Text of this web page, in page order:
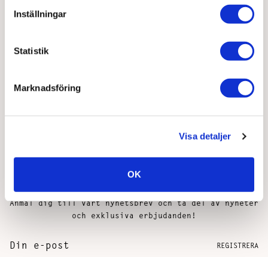
Inställningar
Statistik
Marknadsföring
Visa detaljer
OK
Join the support club - Få 50 kr på ditt
köp
Anmäl dig till vårt nyhetsbrev och ta del av nyheter
och exklusiva erbjudanden!
REGISTRERA